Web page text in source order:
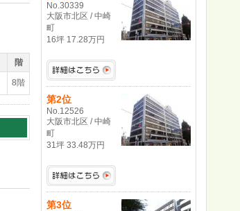
階
8階
No.30339
大阪市北区 / 中崎
町
16坪 17.28万円
第2位
No.12526
大阪市北区 / 中崎
町
31坪 33.48万円
第3位